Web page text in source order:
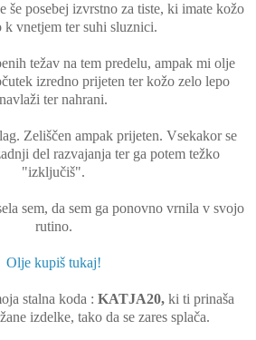
še posebej izvrstno za tiste, ki imate kožo
k vnetjem ter suhi sluznici.
težav na tem predelu, ampak mi olje
izredno prijeten ter kožo zelo lepo
navlaži ter nahrani.
Zeliščen ampak prijeten. Vsekakor se
del razvajanja ter ga potem težko
"izključiš".
sem, da sem ga ponovno vrnila v svojo
rutino.
Olje kupiš tukaj!
stalna koda : KATJA20, ki ti prinaša
izdelke, tako da se zares splača.